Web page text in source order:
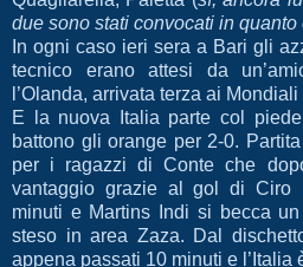
due sono stati convocati in
In ogni caso ieri sera a Bari gli
tecnico erano attesi da
l’Olanda, arrivata terza ai
E la nuova Italia parte col
battono gli orange per 2-0.
per i ragazzi di Conte che
vantaggio grazie al gol di Ciro
minuti e Martins Indi si becca
steso in area Zaza. Dal
appena passati 10 minuti e l’Italia